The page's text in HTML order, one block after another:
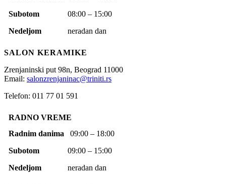
Subotom 08:00 – 15:00
Nedeljom neradan dan
SALON KERAMIKE
Zrenjaninski put 98n, Beograd 11000
Email: salonzrenjaninac@triniti.rs
Telefon: 011 77 01 591
RADNO VREME
Radnim danima 09:00 – 18:00
Subotom 09:00 – 15:00
Nedeljom neradan dan